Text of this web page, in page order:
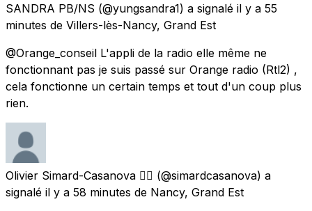
SANDRA PB/NS (@yungsandra1) a signalé il y a 55
minutes de Villers-lès-Nancy, Grand Est
@Orange_conseil L'appli de la radio elle même ne
fonctionnant pas je suis passé sur Orange radio (Rtl2) ,
cela fonctionne un certain temps et tout d'un coup plus
rien.
Olivier Simard-Casanova 🏳️‍🌈 (@simardcasanova) a
signalé il y a 58 minutes de Nancy, Grand Est